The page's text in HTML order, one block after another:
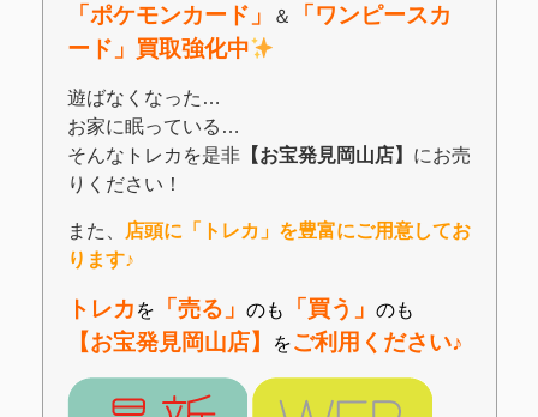
「ポケモンカード」 ＆ 「ワンピースカ
ード」買取強化中
遊ばなくなった…
お家に眠っている…
そんなトレカを是非【お宝発見岡山店】 にお売
りください！
また、
店頭に「トレカ」を豊富にご用意してお
ります♪
トレカ を 「売る」 のも 「買う」 のも
【お宝発見岡山店】 をご利用ください♪